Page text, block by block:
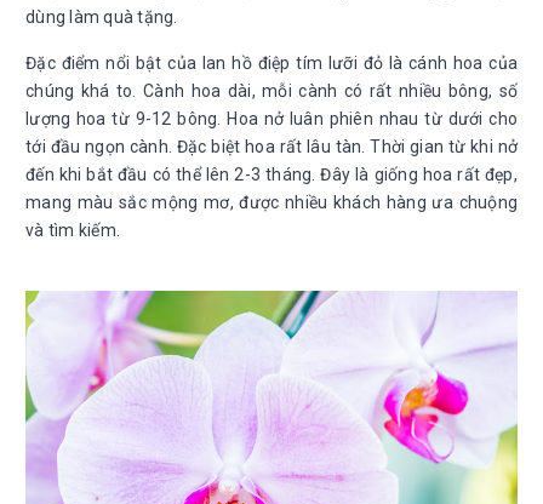
dùng làm quà tặng.
Đặc điểm nổi bật của lan hồ điệp tím lưỡi đỏ là cánh hoa của
chúng khá to. Cành hoa dài, mỗi cành có rất nhiều bông, số
lượng hoa từ 9-12 bông. Hoa nở luân phiên nhau từ dưới cho
tới đầu ngọn cành. Đặc biệt hoa rất lâu tàn. Thời gian từ khi nở
đến khi bắt đầu có thể lên 2-3 tháng. Đây là giống hoa rất đẹp,
mang màu sắc mộng mơ, được nhiều khách hàng ưa chuộng
và tìm kiếm.